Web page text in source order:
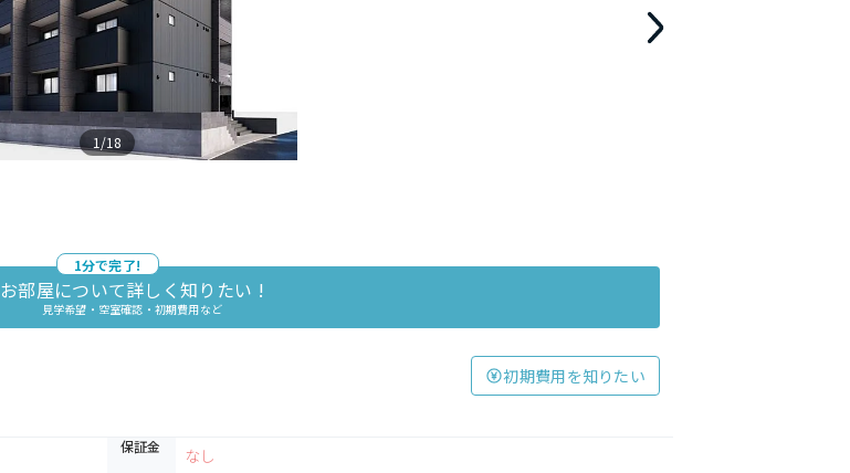
1/18
1分で完了!
お部屋について詳しく知りたい !
見学希望・空室確認・初期費用など
初期費用を知りたい
保証金 なし